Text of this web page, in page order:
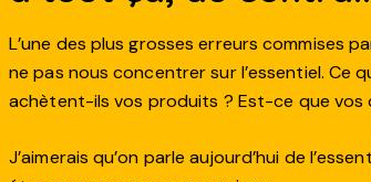
L’une des plus grosses erreurs commises
ne pas nous concentrer sur l’essentiel. Ce
achètent-ils vos produits ? Est-ce que vos
J’aimerais qu’on parle aujourd’hui de